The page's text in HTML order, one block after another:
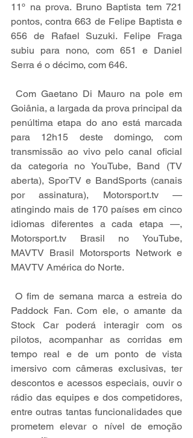
11º na prova. Bruno Baptista tem 721
pontos, contra 663 de Felipe Baptista e
656 de Rafael Suzuki. Felipe Fraga
subiu para nono, com 651 e Daniel
Serra é o décimo, com 646.
Com Gaetano Di Mauro na pole em
Goiânia, a largada da prova principal da
penúltima etapa do ano está marcada
para 12h15 deste domingo, com
transmissão ao vivo pelo canal oficial
da categoria no YouTube, Band (TV
aberta), SporTV e BandSports (canais
por assinatura), Motorsport.tv —
atingindo mais de 170 países em cinco
Motorsport.tv Brasil no YouTube,
MAVTV Brasil Motorsports Network e
MAVTV América do Norte.
O fim de semana marca a estreia do
Paddock Fan. Com ele, o amante da
Stock Car poderá interagir com os
pilotos, acompanhar as corridas em
tempo real e de um ponto de vista
imersivo com câmeras exclusivas, ter
descontos e acessos especiais, ouvir o
rádio das equipes e dos competidores,
entre outras tantas funcionalidades que
prometem elevar o nível de emoção